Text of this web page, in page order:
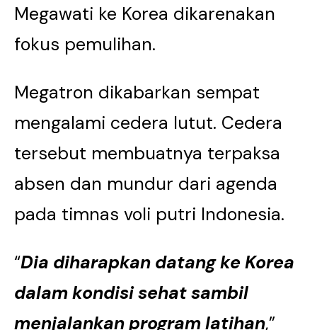
Megawati ke Korea dikarenakan
fokus pemulihan.
Megatron dikabarkan sempat
mengalami cedera lutut. Cedera
tersebut membuatnya terpaksa
absen dan mundur dari agenda
pada timnas voli putri Indonesia.
“Dia diharapkan datang ke Korea
dalam kondisi sehat sambil
menjalankan program latihan,”